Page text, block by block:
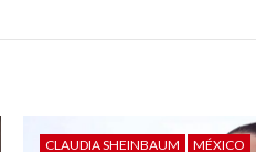
CLAUDIA SHEINBAUM MÉXICO